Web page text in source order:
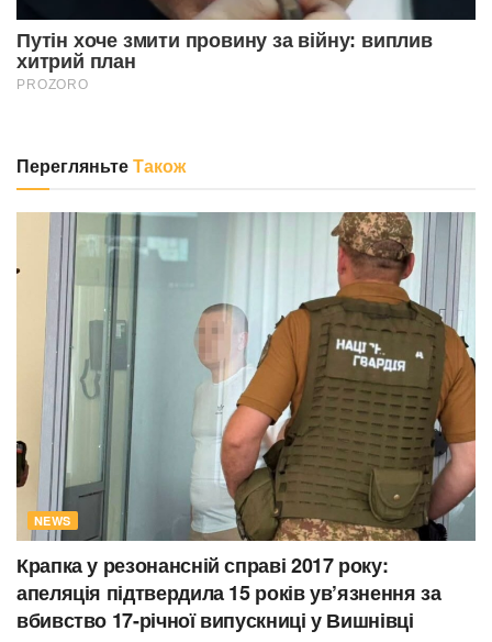
ПерегляньтеТакож
NEWS
Крапка у резонансній справі 2017 року:
апеляція підтвердила 15 років ув’язнення за
вбивство 17-річної випускниці у Вишнівці